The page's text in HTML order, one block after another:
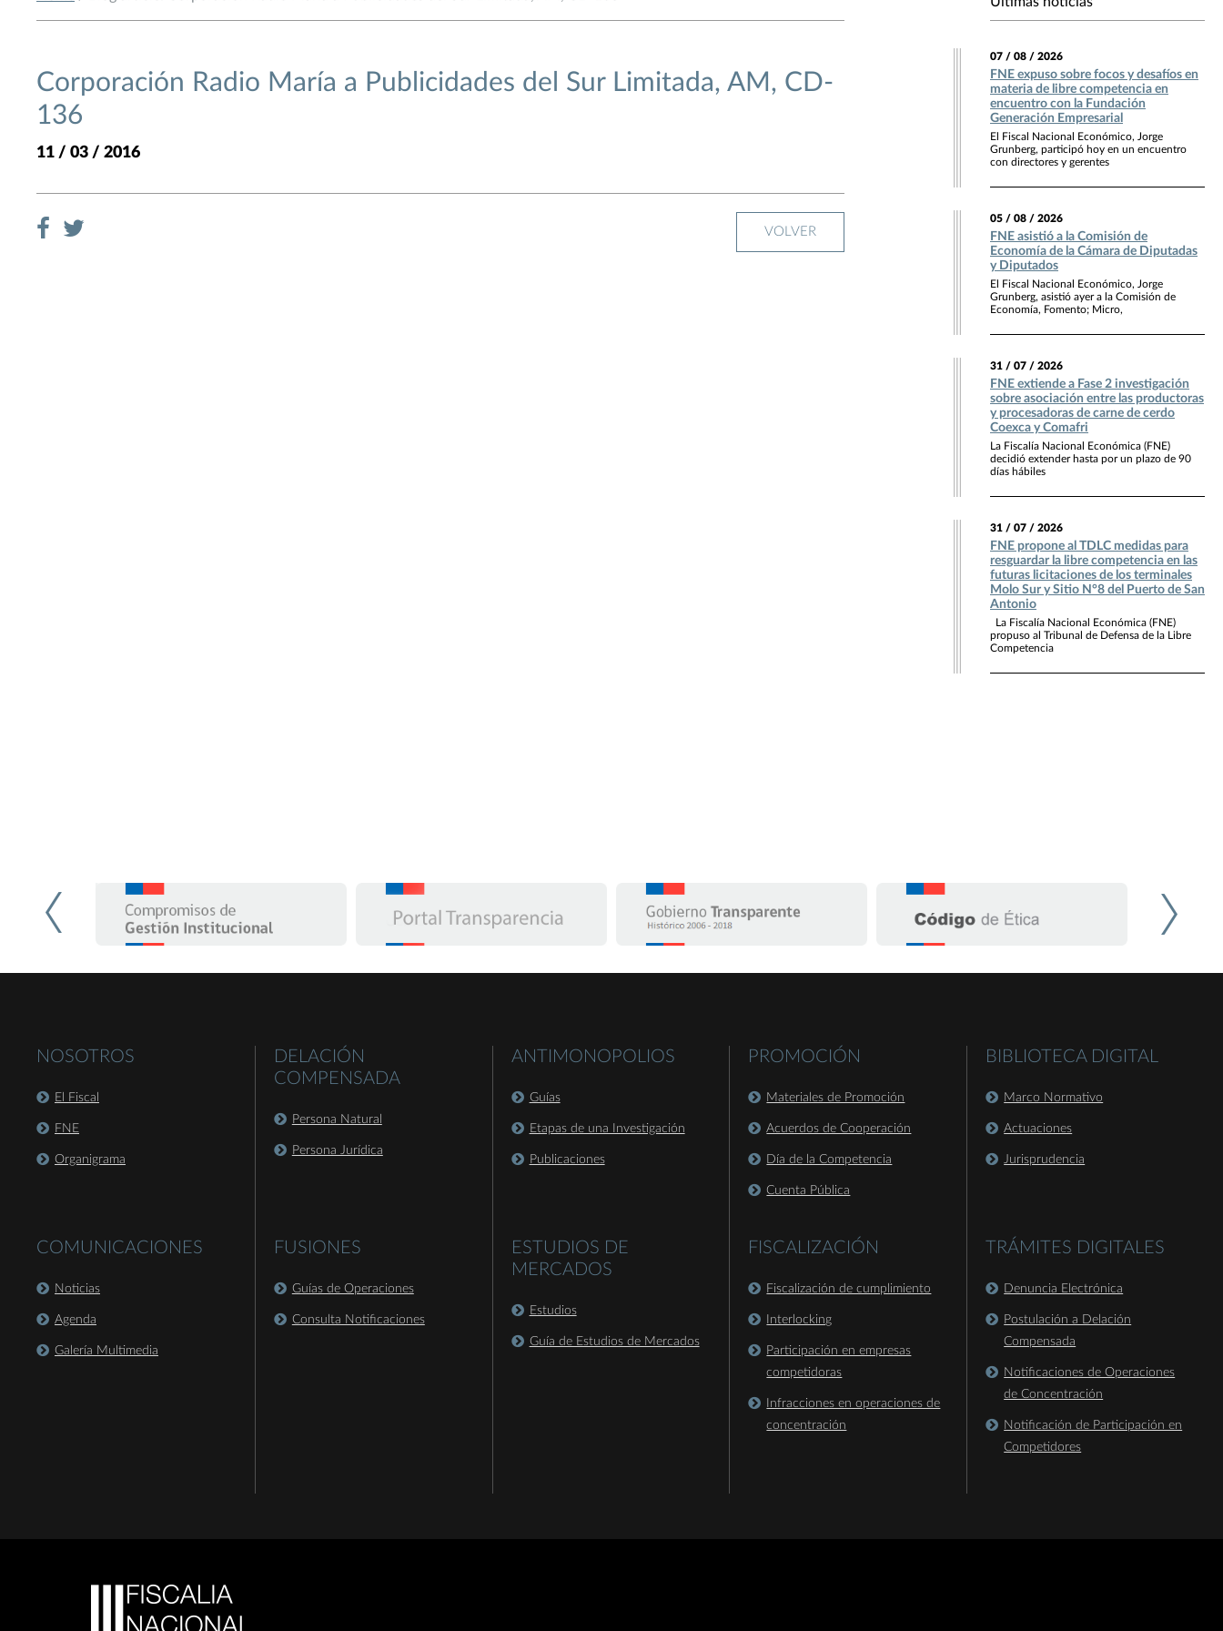
Corporación Radio María a Publicidades del Sur Limitada, AM, CD-
136
11 / 03 / 2016
VOLVER
07 / 08 / 2026
FNE expuso sobre focos y desafíos en
materia de libre competencia en
encuentro con la Fundación
Generación Empresarial
El Fiscal Nacional Económico, Jorge
Grunberg, participó hoy en un encuentro
con directores y gerentes
05 / 08 / 2026
FNE asistió a la Comisión de
Economía de la Cámara de Diputadas
y Diputados
El Fiscal Nacional Económico, Jorge
Grunberg, asistió ayer a la Comisión de
Economía, Fomento; Micro,
31 / 07 / 2026
FNE extiende a Fase 2 investigación
sobre asociación entre las productoras
y procesadoras de carne de cerdo
Coexca y Comafri
La Fiscalía Nacional Económica (FNE)
decidió extender hasta por un plazo de 90
días hábiles
31 / 07 / 2026
FNE propone al TDLC medidas para
resguardar la libre competencia en las
futuras licitaciones de los terminales
Molo Sur y Sitio N°8 del Puerto de San
Antonio
La Fiscalía Nacional Económica (FNE)
propuso al Tribunal de Defensa de la Libre
Competencia
NOSOTROS
El Fiscal
FNE
Organigrama
COMUNICACIONES
Noticias
Agenda
Galería Multimedia
DELACIÓN
COMPENSADA
Persona Natural
Persona Jurídica
FUSIONES
Guías de Operaciones
Consulta Notificaciones
ANTIMONOPOLIOS
Guías
Etapas de una Investigación
Publicaciones
ESTUDIOS DE
MERCADOS
Estudios
Guía de Estudios de Mercados
PROMOCIÓN
Materiales de Promoción
Acuerdos de Cooperación
Día de la Competencia
Cuenta Pública
FISCALIZACIÓN
Fiscalización de cumplimiento
Interlocking
Participación en empresas
competidoras
Infracciones en operaciones de
concentración
BIBLIOTECA DIGITAL
Marco Normativo
Actuaciones
Jurisprudencia
TRÁMITES DIGITALES
Denuncia Electrónica
Postulación a Delación
Compensada
Notificaciones de Operaciones
de Concentración
Notificación de Participación en
Competidores